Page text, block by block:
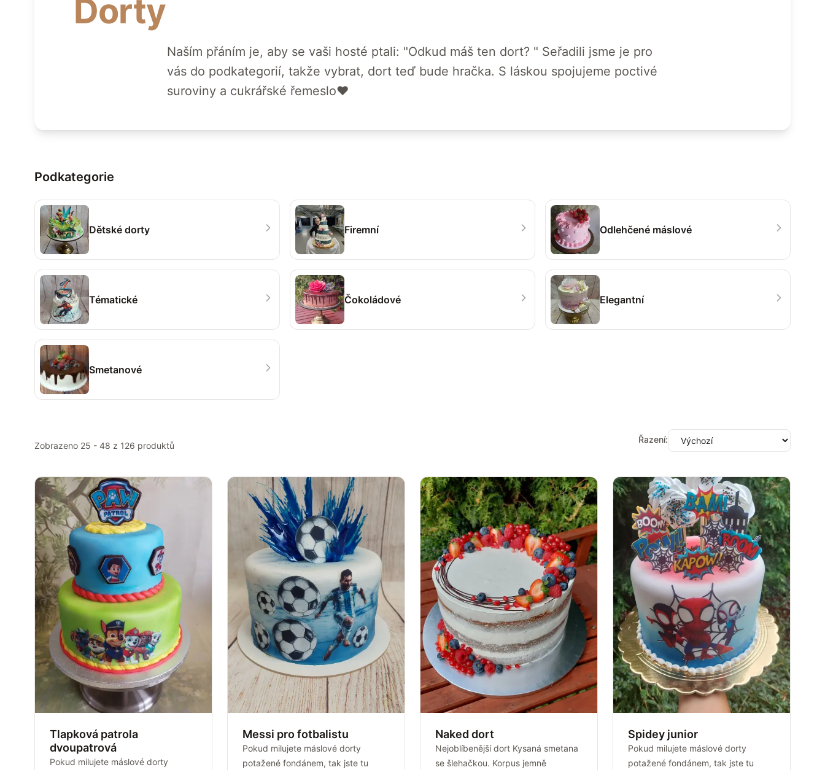
Dorty
Naším přáním je, aby se vaši hosté ptali: "Odkud máš ten dort? " Seřadili jsme je pro
vás do podkategorií, takže vybrat, dort teď bude hračka. S láskou spojujeme poctivé
suroviny a cukrářské řemeslo♥
Podkategorie
Dětské dorty Firemní Odlehčené máslové
Tématické Čokoládové Elegantní
Smetanové
Zobrazeno 25 - 48 z 126 produktů
Řazení:
Tlapková patrola
dvoupatrová
Pokud milujete máslové dorty
Messi pro fotbalistu
Pokud milujete máslové dorty
potažené fondánem, tak jste tu
Naked dort
Nejoblíbenější dort Kysaná smetana
se šlehačkou. Korpus jemně
Spidey junior
Pokud milujete máslové dorty
potažené fondánem, tak jste tu